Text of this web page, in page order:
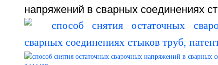
напряжений в сварных соединениях